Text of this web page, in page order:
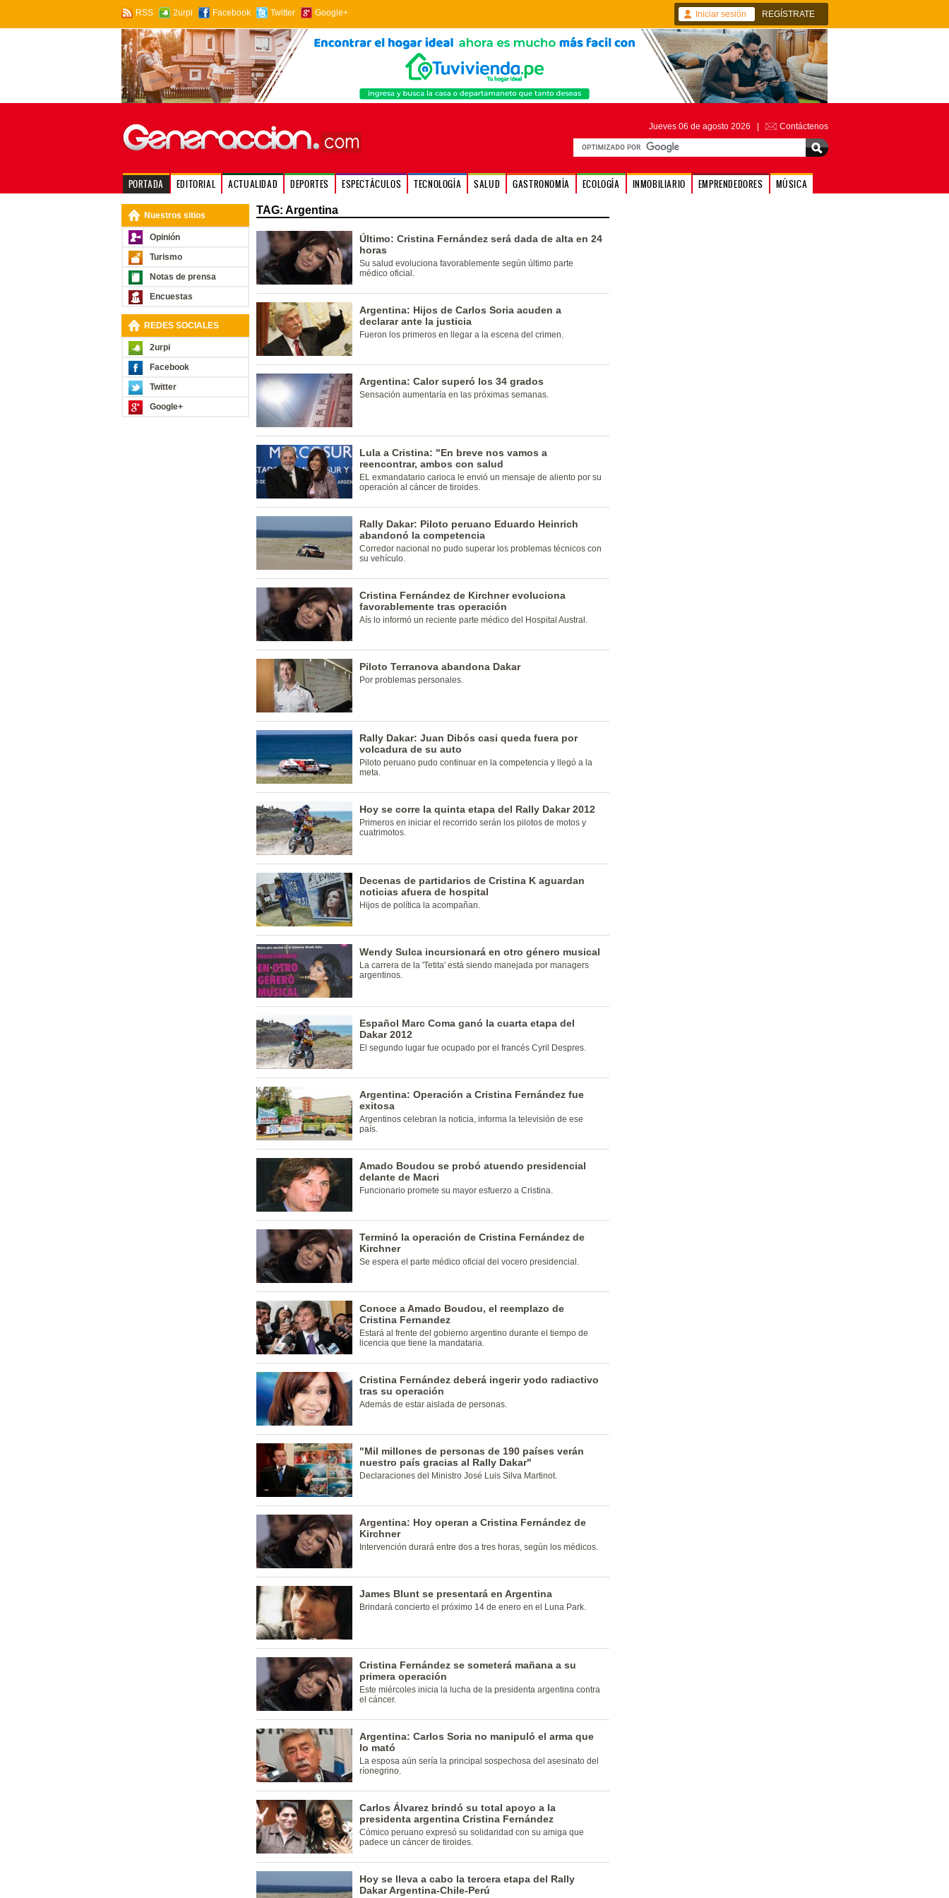
RSS 2urpi Facebook Twitter Google+ Iniciar sesión REGÍSTRATE
Jueves 06 de agosto 2026 | Contáctenos
PORTADA EDITORIAL ACTUALIDAD DEPORTES ESPECTÁCULOS TECNOLOGÍA SALUD GASTRONOMÍA ECOLOGÍA INMOBILIARIO EMPRENDEDORES MÚSICA
Nuestros sitios
Opinión
Turismo
Notas de prensa
Encuestas
REDES SOCIALES
2urpi
Facebook
Twitter
Google+
TAG: Argentina
Último: Cristina Fernández será dada de alta en 24
horas
Su salud evoluciona favorablemente según último parte
médico oficial.
Argentina: Hijos de Carlos Soria acuden a
declarar ante la justicia
Fueron los primeros en llegar a la escena del crimen.
Argentina: Calor superó los 34 grados
Sensación aumentaría en las próximas semanas.
Lula a Cristina: "En breve nos vamos a
reencontrar, ambos con salud
EL exmandatario carioca le envió un mensaje de aliento por su
operación al cáncer de tiroides.
Rally Dakar: Piloto peruano Eduardo Heinrich
abandonó la competencia
Corredor nacional no pudo superar los problemas técnicos con
su vehículo.
Cristina Fernández de Kirchner evoluciona
favorablemente tras operación
Aís lo informó un reciente parte médico del Hospital Austral.
Piloto Terranova abandona Dakar
Por problemas personales.
Rally Dakar: Juan Dibós casi queda fuera por
volcadura de su auto
Piloto peruano pudo continuar en la competencia y llegó a la
meta.
Hoy se corre la quinta etapa del Rally Dakar 2012
Primeros en iniciar el recorrido serán los pilotos de motos y
cuatrimotos.
Decenas de partidarios de Cristina K aguardan
noticias afuera de hospital
Hijos de política la acompañan.
Wendy Sulca incursionará en otro género musical
La carrera de la 'Tetita' está siendo manejada por managers
argentinos.
Español Marc Coma ganó la cuarta etapa del
Dakar 2012
El segundo lugar fue ocupado por el francés Cyril Despres.
Argentina: Operación a Cristina Fernández fue
exitosa
Argentinos celebran la noticia, informa la televisión de ese
país.
Amado Boudou se probó atuendo presidencial
delante de Macri
Funcionario promete su mayor esfuerzo a Cristina.
Terminó la operación de Cristina Fernández de
Kirchner
Se espera el parte médico oficial del vocero presidencial.
Conoce a Amado Boudou, el reemplazo de
Cristina Fernandez
Estará al frente del gobierno argentino durante el tiempo de
licencia que tiene la mandataria.
Cristina Fernández deberá ingerir yodo radiactivo
tras su operación
Además de estar aislada de personas.
"Mil millones de personas de 190 países verán
nuestro país gracias al Rally Dakar"
Declaraciones del Ministro José Luis Silva Martinot.
Argentina: Hoy operan a Cristina Fernández de
Kirchner
Intervención durará entre dos a tres horas, según los médicos.
James Blunt se presentará en Argentina
Brindará concierto el próximo 14 de enero en el Luna Park.
Cristina Fernández se someterá mañana a su
primera operación
Este miércoles inicia la lucha de la presidenta argentina contra
el cáncer.
Argentina: Carlos Soria no manipuló el arma que
lo mató
La esposa aún sería la principal sospechosa del asesinato del
ríonegrino.
Carlos Álvarez brindó su total apoyo a la
presidenta argentina Cristina Fernández
Cómico peruano expresó su solidaridad con su amiga que
padece un cáncer de tiroides.
Hoy se lleva a cabo la tercera etapa del Rally
Dakar Argentina-Chile-Perú